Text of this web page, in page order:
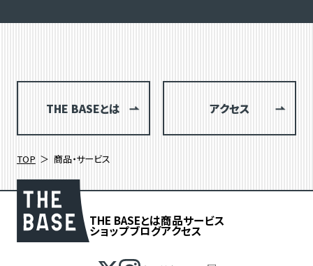
THE BASEとは アクセス
TOP 商品・サービス
THE BASEとは商品サービス
ショップブログアクセス